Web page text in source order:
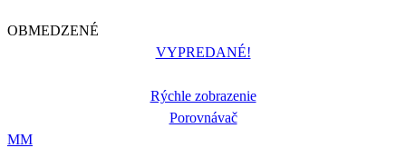
OBMEDZENÉ
VYPREDANÉ!
Rýchle zobrazenie
Porovnávač
MM